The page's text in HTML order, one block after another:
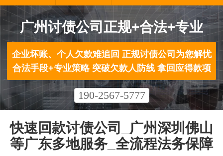
广州讨债公司正规+合法+专业
企业坏账、个人欠款难追回 正规讨债公司为您解忧
合法手段+专业策略 突破欠款人防线 拿回应得款项
190-2567-5777
快速回款讨债公司_广州深圳佛山
等广东多地服务_全流程法务保障